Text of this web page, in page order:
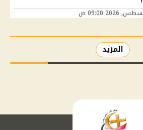
المزيد